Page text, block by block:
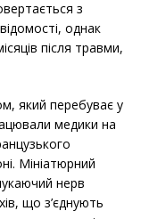
з
однак
після травми,
який перебуває у
медики на
Мініатюрний
нерв
що з’єднують